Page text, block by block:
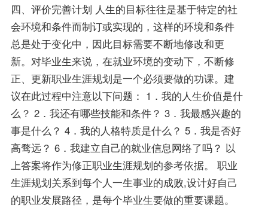
四、评价完善计划 人生的目标往往是基于特定的社
会环境和条件而制订或实现的，这样的环境和条件
总是处于变化中，因此目标需要不断地修改和更
新。对毕业生来说，在就业环境的变动下，不断修
正、更新职业生涯规划是一个必须要做的功课。建
议在此过程中注意以下问题： 1．我的人生价值是什
么？ 2．我还有哪些技能和条件？ 3．我最感兴趣的
事是什么？ 4．我的人格特质是什么？ 5．我是否好
高骛远？ 6．我建立自己的就业信息网络了吗？ 以
上答案将作为修正职业生涯规划的参考依据。 职业
生涯规划关系到每个人一生事业的成败,设计好自己
的职业发展路径，是每个毕业生要做的重要课题。